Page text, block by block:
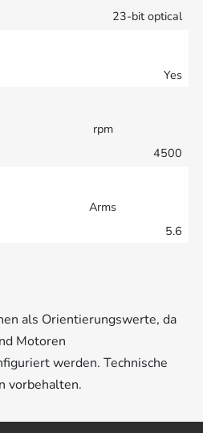
23-bit optical
Yes
rpm
4500
Arms
5.6
als Orientierungswerte, da
Motoren
werden. Technische
vorbehalten.